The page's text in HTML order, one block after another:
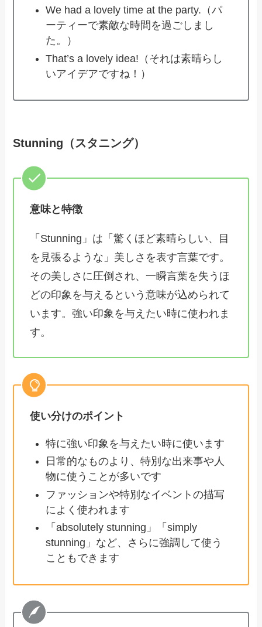
We had a lovely time at the party.（パ
ーティーで素敵な時間を過ごしまし
た。）
That’s a lovely idea!（それは素晴らし
いアイデアですね！）
Stunning（スタニング）
意味と特徴
「Stunning」は「驚くほど素晴らしい、目
を見張るような」美しさを表す言葉です。
その美しさに圧倒され、一瞬言葉を失うほ
どの印象を与えるという意味が込められて
います。強い印象を与えたい時に使われま
す。
使い分けのポイント
特に強い印象を与えたい時に使います
日常的なものより、特別な出来事や人
物に使うことが多いです
ファッションや特別なイベントの描写
によく使われます
「absolutely stunning」「simply
stunning」など、さらに強調して使う
こともできます